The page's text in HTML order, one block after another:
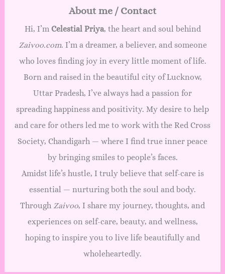
About me / Contact
Hi, I’m Celestial Priya, the heart and soul behind
Zaivoo.com. I’m a dreamer, a believer, and someone
who loves finding joy in every little moment of life.
Born and raised in the beautiful city of Lucknow,
Uttar Pradesh, I’ve always had a passion for
spreading happiness and positivity. My desire to help
and care for others led me to work with the Red Cross
Society, Chandigarh — where I find true inner peace
by bringing smiles to people’s faces.
Amidst life’s hustle, I truly believe that self-care is
essential — nurturing both the soul and body.
Through Zaivoo, I share my journey, thoughts, and
experiences on self-care, beauty, and wellness,
hoping to inspire you to live life beautifully and
wholeheartedly.